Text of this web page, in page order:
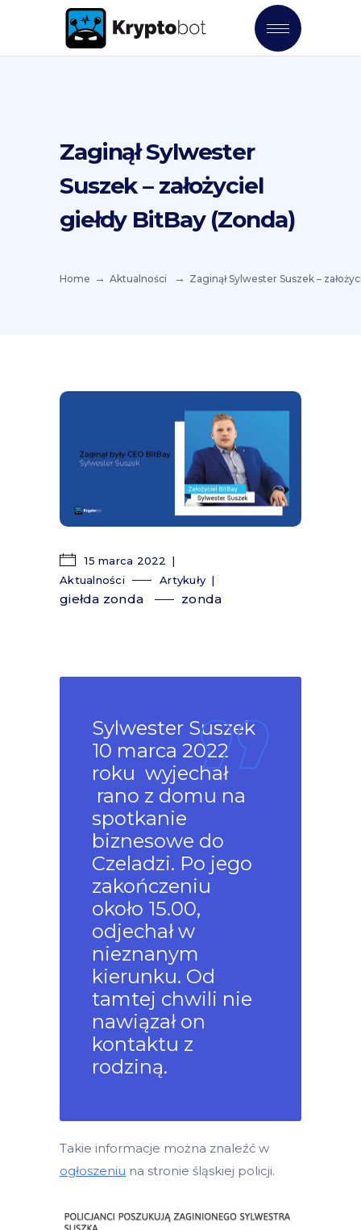
Zaginął Sylwester
Suszek – założyciel
giełdy BitBay (Zonda)
Home Aktualności Zaginął Sylwester Suszek –
15 marca 2022
Aktualności
Artykuły
giełda zonda zonda
Sylwester Suszek
10 marca 2022
roku wyjechał
rano z domu na
spotkanie
biznesowe do
Czeladzi. Po jego
zakończeniu
około 15.00,
odjechał w
nieznanym
kierunku. Od
tamtej chwili nie
nawiązał on
kontaktu z
rodziną.
Takie informacje można znaleźć w
ogłoszeniu na stronie śląskiej policji.